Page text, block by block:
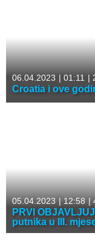
06.04.2023 | 01:11 |
Croatia i ove
05.04.2023 |12:58 |
PRVI
putnika u III.